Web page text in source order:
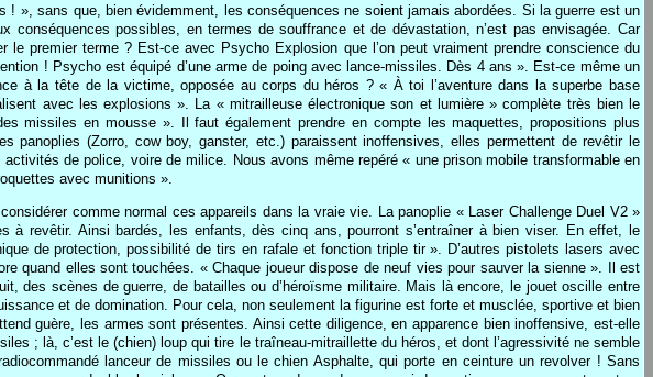
», sans que, bien évidemment, les conséquences ne soient jamais abordées. Si la guerre est un
conséquences possibles, en termes de souffrance et de dévastation, n’est pas envisagée. Car
le premier terme ? Est-ce avec Psycho Explosion que l’on peut vraiment prendre conscience du
! Psycho est équipé d’une arme de poing avec lance-missiles. Dès 4 ans ». Est-ce même un
à la tête de la victime, opposée au corps du héros ? « À toi l’aventure dans la superbe base
avec les explosions ». La « mitrailleuse électronique son et lumière » complète très bien le
missiles en mousse ». Il faut également prendre en compte les maquettes, propositions plus
(Zorro, cow boy, ganster, etc.) paraissent inoffensives, elles permettent de revêtir le
de police, voire de milice. Nous avons même repéré « une prison mobile transformable en
avec munitions ».
comme normal ces appareils dans la vraie vie. La panoplie « Laser Challenge Duel V2 »
revêtir. Ainsi bardés, les enfants, dès cinq ans, pourront s’entraîner à bien viser. En effet, le
de protection, possibilité de tirs en rafale et fonction triple tir ». D’autres pistolets lasers avec
quand elles sont touchées. « Chaque joueur dispose de neuf vies pour sauver la sienne ». Il est
des scènes de guerre, de batailles ou d’héroïsme militaire. Mais là encore, le jouet oscille entre
et de domination. Pour cela, non seulement la figurine est forte et musclée, sportive et bien
guère, les armes sont présentes. Ainsi cette diligence, en apparence bien inoffensive, est-elle
; là, c’est le (chien) loup qui tire le traîneau-mitraillette du héros, et dont l’agressivité ne semble
lanceur de missiles ou le chien Asphalte, qui porte en ceinture un revolver ! Sans